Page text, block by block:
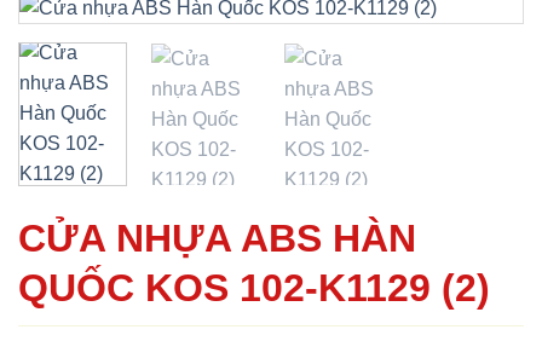
CỬA NHỰA ABS HÀN
QUỐC KOS 102-K1129 (2)